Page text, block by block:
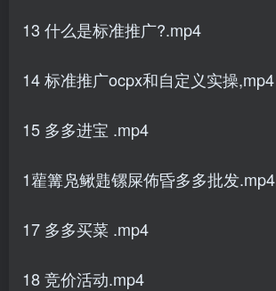
13 什么是标准推广?.mp4
14 标准推广ocpx和自定义实操,mp4
15 多多进宝 .mp4
1雚篝凫鳅韪镙屎佈昏多多批发.mp4
17 多多买菜 .mp4
18 竞价活动.mp4